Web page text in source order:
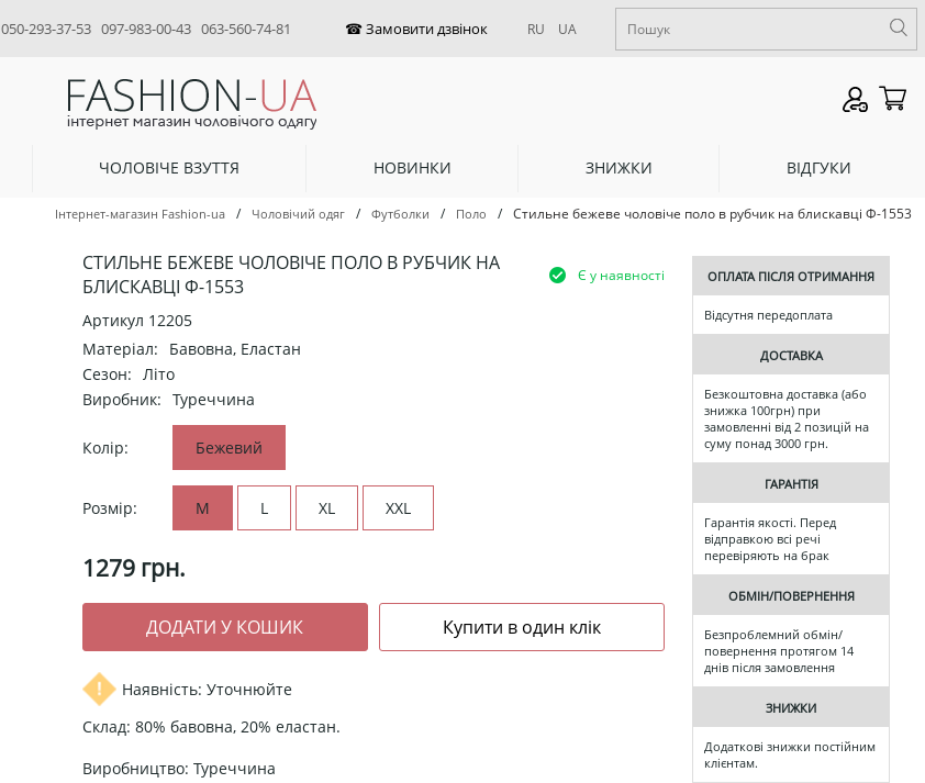
050-293-37-53 097-983-00-43 063-560-74-81 RU UA
ЧОЛОВІЧЕ ВЗУТТЯ НОВИНКИ ЗНИЖКИ ВІДГУКИ
Інтернет-магазин Fashion-ua / Чоловічий одяг / Футболки / Поло / Стильне бежеве чоловіче поло в рубчик на блискавці Ф-1553
СТИЛЬНЕ БЕЖЕВЕ ЧОЛОВІЧЕ ПОЛО В РУБЧИК НА
БЛИСКАВЦІ Ф-1553
Є у наявності
Артикул 12205
Матеріал:
Бавовна, Еластан
Сезон: Літо
Виробник: Туреччина
Колір: Бежевий
Розмір: M L XL XXL
1279 грн.
Наявність: Уточнюйте
Склад: 80% бавовна, 20% еластан.
Виробництво: Туреччина
ОПЛАТА ПІСЛЯ ОТРИМАННЯ
Відсутня передоплата
ДОСТАВКА
Безкоштовна доставка (або
знижка 100грн) при
замовленні від 2 позицій на
суму понад 3000 грн.
ГАРАНТІЯ
Гарантія якості. Перед
відправкою всі речі
перевіряють на брак
ОБМІН/ПОВЕРНЕННЯ
Безпроблемний обмін/
повернення протягом 14
днів після замовлення
ЗНИЖКИ
Додаткові знижки постійним
клієнтам.